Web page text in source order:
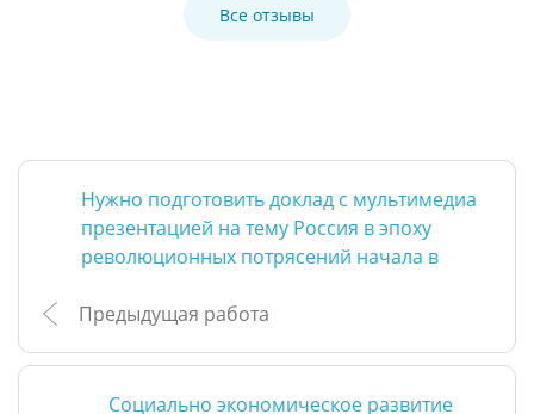
Все отзывы
Нужно подготовить доклад с мультимедиа
презентацией на тему Россия в эпоху
революционных потрясений начала в
Предыдущая работа
Социально экономическое развитие